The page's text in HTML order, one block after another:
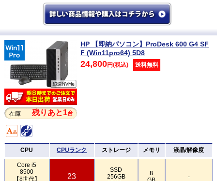
在庫 残りあと1台
HP 【即納パソコン】ProDesk 600 G4 SF
F (Win11pro64) 5D8
24,800円(税込) 送料無料
CPU CPUランク ストレージ メモリ 液晶/解像度
Core i5
8500
【8世代】
23
SSD
256GB
8
-